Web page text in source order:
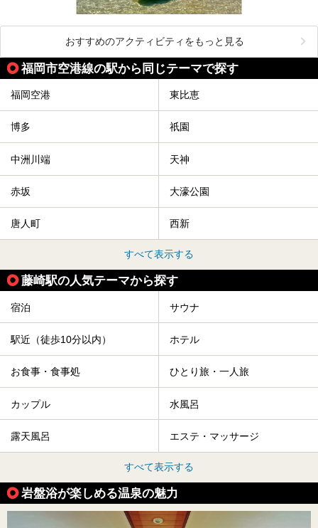
おすすめのアクティビティをもっと見る
福岡市空港線の駅から同じテーマで探す
福岡空港 東比恵
博多 祇園
中洲川端 天神
赤坂 大濠公園
唐人町 西新
すべて表示する
藤崎駅の人気テーマから探す
宿泊 サウナ
駅近（徒歩10分以内） ホテル
お食事・食事処 ひとり旅・一人旅
カップル 水風呂
露天風呂 エステ・マッサージ
すべて表示する
岩盤浴が楽しめる温泉の魅力